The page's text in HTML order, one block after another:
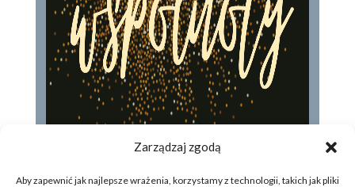
Zarządzaj zgodą
Aby zapewnić jak najlepsze wrażenia, korzystamy z technologii, takich jak pliki